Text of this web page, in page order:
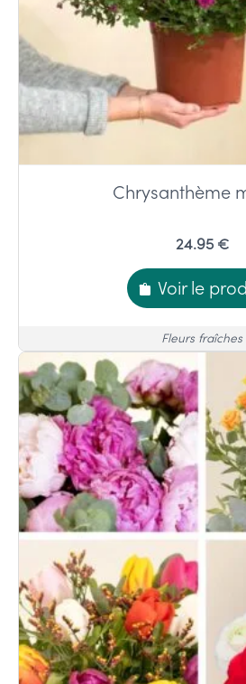
Chrysanthème
24.95 €
Voir le
Fleurs fraîches